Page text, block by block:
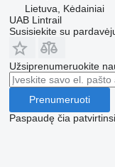
Lietuva, Kėdainiai
UAB Lintrail
Susisiekite su
Užsiprenumeruokite
Prenumeruoti
Paspaudę čia